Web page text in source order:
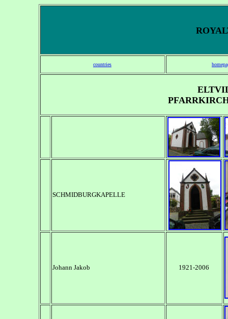
countries
SCHMIDBURGKAPELLE
Johann Jakob 1921-2006